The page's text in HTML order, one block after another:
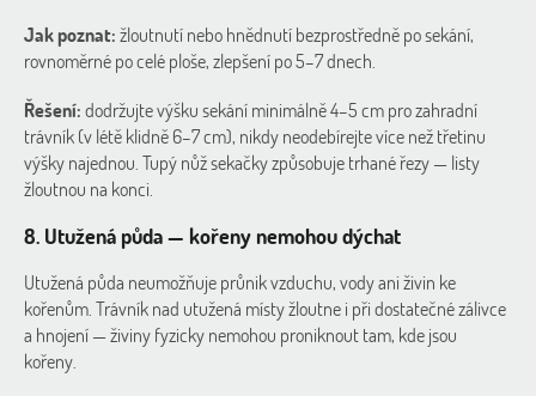
Jak poznat:žloutnutí nebo hnědnutí bezprostředně po sekání,
rovnoměrné po celé ploše, zlepšení po 5–7 dnech.
Řešení:dodržujte výšku sekání minimálně 4–5 cm pro zahradní
trávník (v létě klidně 6–7 cm), nikdy neodebírejte více než třetinu
výšky najednou. Tupý nůž sekačky způsobuje trhané řezy — listy
žloutnou na konci.
8. Utužená půda — kořeny nemohou dýchat
Utužená půda neumožňuje průnik vzduchu, vody ani živin ke
kořenům. Trávník nad utužená místy žloutne i při dostatečné zálivce
a hnojení — živiny fyzicky nemohou proniknout tam, kde jsou
kořeny.